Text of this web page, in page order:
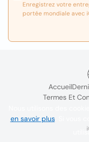
Enregistrez votre
portée mondiale avec
Accueil
Termes Et
en savoir plus. Si vous